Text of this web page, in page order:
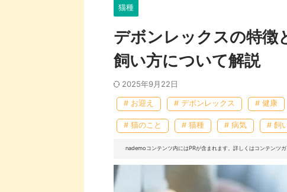
猫種
デボンレックスの特徴
飼い方について解説
2025年9月22日
# お迎え # デボンレックス # 健康
# 猫のこと # 猫種 # 病気 # 飼
nademoコンテンツ内にはPRが含まれます。詳しくはコンテンツガ